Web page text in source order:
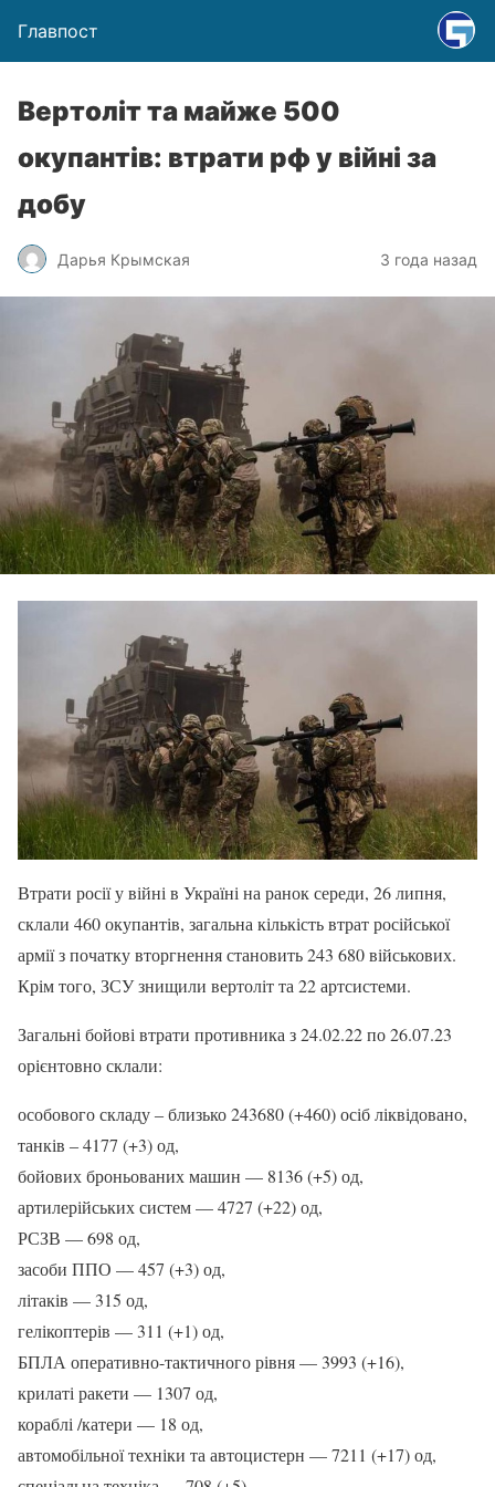
Главпост
Вертоліт та майже 500
окупантів: втрати рф у війні за
добу
Дарья Крымская 3 года назад
Втрати росії у війні в Україні на ранок середи, 26 липня,
склали 460 окупантів, загальна кількість втрат російської
армії з початку вторгнення становить 243 680 військових.
Крім того, ЗСУ знищили вертоліт та 22 артсистеми.
Загальні бойові втрати противника з 24.02.22 по 26.07.23
орієнтовно склали:
особового складу ‒ близько 243680 (+460) осіб ліквідовано,
танків ‒ 4177 (+3) од,
бойових броньованих машин — 8136 (+5) од,
артилерійських систем — 4727 (+22) од,
РСЗВ — 698 од,
засоби ППО — 457 (+3) од,
літаків — 315 од,
гелікоптерів — 311 (+1) од,
БПЛА оперативно-тактичного рівня — 3993 (+16),
крилаті ракети — 1307 од,
кораблі /катери — 18 од,
автомобільної техніки та автоцистерн — 7211 (+17) од,